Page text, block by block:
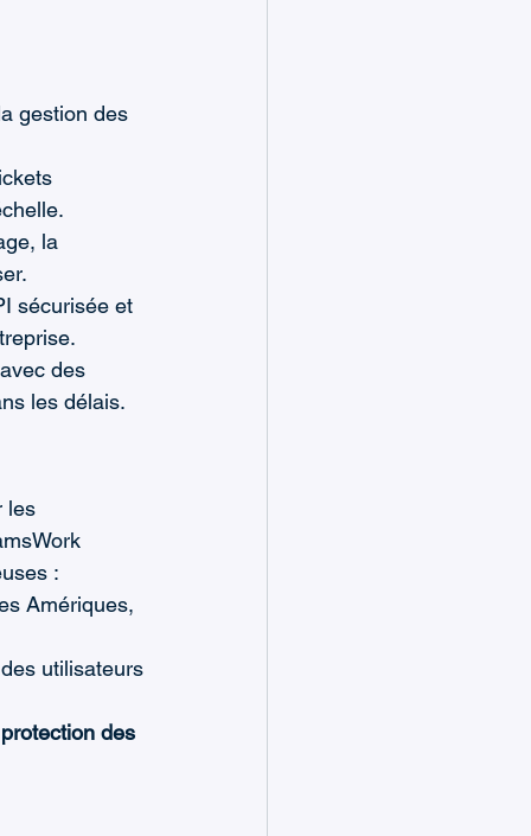
gestion des
la
sécurisée et
des
les délais.
les
:
Amériques,
utilisateurs
des